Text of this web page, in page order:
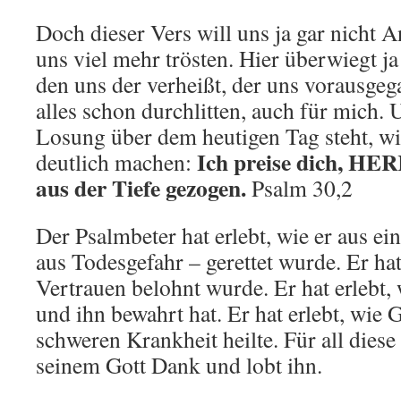
Doch dieser Vers will uns ja gar nicht
uns viel mehr trösten. Hier überwiegt
den uns der verheißt, der uns
alles schon durchlitten, auch für mich.
Losung über dem heutigen Tag steht,
deutlich machen: Ich preise dich,
aus der Tiefe gezogen.Psalm 30,2
Der Psalmbeter hat erlebt, wie er aus
aus Todesgefahr – gerettet wurde. Er
Vertrauen belohnt wurde. Er hat
und ihn bewahrt hat. Er hat erlebt, wie
schweren Krankheit heilte. Für all
seinem Gott Dank und lobt ihn.